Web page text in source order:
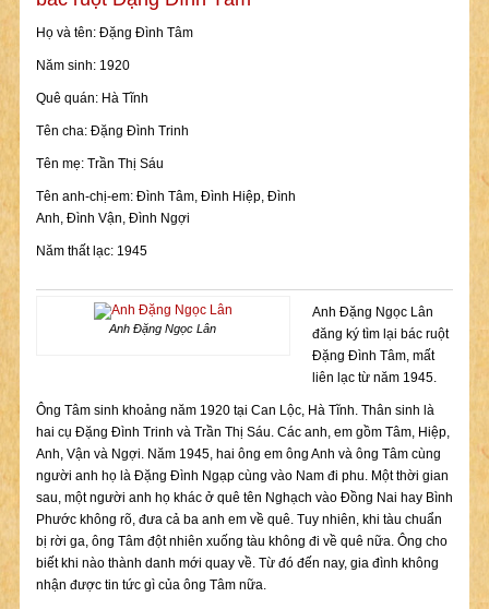
Họ và tên: Đặng Đình Tâm
Năm sinh: 1920
Quê quán: Hà Tĩnh
Tên cha: Đặng Đình Trinh
Tên mẹ: Trần Thị Sáu
Tên anh-chị-em: Đình Tâm, Đình Hiệp, Đình
Anh, Đình Vận, Đình Ngợi
Năm thất lạc: 1945
Anh Đặng Ngọc Lân
Anh Đặng Ngọc Lân
đăng ký tìm lại bác ruột
Đặng Đình Tâm, mất
liên lạc từ năm 1945.
Ông Tâm sinh khoảng năm 1920 tại Can Lộc, Hà Tĩnh. Thân sinh là
hai cụ Đặng Đình Trinh và Trần Thị Sáu. Các anh, em gồm Tâm, Hiệp,
Anh, Vận và Ngợi. Năm 1945, hai ông em ông Anh và ông Tâm cùng
người anh họ là Đặng Đình Ngạp cùng vào Nam đi phu. Một thời gian
sau, một người anh họ khác ở quê tên Nghạch vào Đồng Nai hay Bình
Phước không rõ, đưa cả ba anh em về quê. Tuy nhiên, khi tàu chuẩn
bị rời ga, ông Tâm đột nhiên xuống tàu không đi về quê nữa. Ông cho
biết khi nào thành danh mới quay về. Từ đó đến nay, gia đình không
nhận được tin tức gì của ông Tâm nữa.